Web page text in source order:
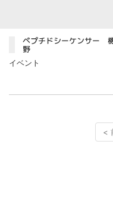
ペプチドシーケンサー
野
イベント
<